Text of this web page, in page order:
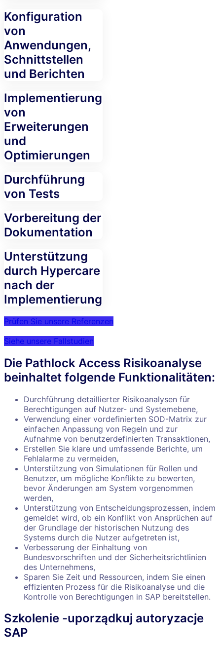
Konfiguration
von
Anwendungen,
Schnittstellen
und Berichten
Implementierung
von
Erweiterungen
und
Optimierungen
Durchführung
von Tests
Vorbereitung der
Dokumentation
Unterstützung
durch Hypercare
nach der
Implementierung
Prüfen Sie unsere Referenzen
Siehe unsere Fallstudien
Die Pathlock Access Risikoanalyse
beinhaltet folgende Funktionalitäten:
Durchführung detaillierter Risikoanalysen für
Berechtigungen auf Nutzer- und Systemebene,
Verwendung einer vordefinierten SOD-Matrix zur
einfachen Anpassung von Regeln und zur
Aufnahme von benutzerdefinierten Transaktionen,
Erstellen Sie klare und umfassende Berichte, um
Fehlalarme zu vermeiden,
Unterstützung von Simulationen für Rollen und
Benutzer, um mögliche Konflikte zu bewerten,
bevor Änderungen am System vorgenommen
werden,
Unterstützung von Entscheidungsprozessen, indem
gemeldet wird, ob ein Konflikt von Ansprüchen auf
der Grundlage der historischen Nutzung des
Systems durch die Nutzer aufgetreten ist,
Verbesserung der Einhaltung von
Bundesvorschriften und der Sicherheitsrichtlinien
des Unternehmens,
Sparen Sie Zeit und Ressourcen, indem Sie einen
effizienten Prozess für die Risikoanalyse und die
Kontrolle von Berechtigungen in SAP bereitstellen.
Szkolenie -uporządkuj autoryzacje
SAP